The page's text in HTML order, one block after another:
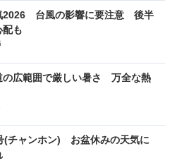
2026 台風の影響に要注意 後半
配も
の広範囲で厳しい暑さ 万全な熱
(チャンホン) お盆休みの天気に